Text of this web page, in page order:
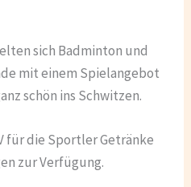
sich Badminton und
mit einem Spielangebot
schön ins Schwitzen.
für die Sportler Getränke
zur Verfügung.